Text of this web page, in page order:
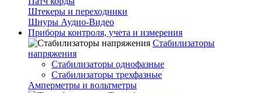
Штекеры и переходники
Шнуры Аудио-Видео
Приборы контроля, учета и измерения
Стабилизаторы
напряжения
Стабилизаторы однофазные
Стабилизаторы трехфазные
Амперметры и вольтметры